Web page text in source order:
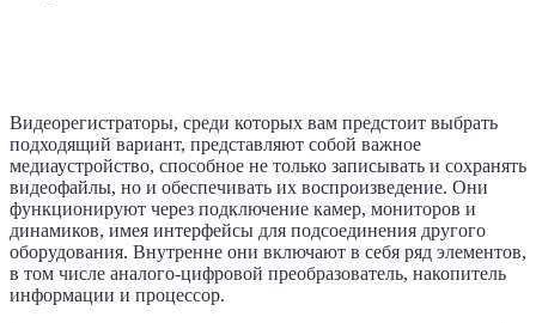
Видеорегистраторы, среди которых вам предстоит выбрать
подходящий вариант, представляют собой важное
медиаустройство, способное не только записывать и сохранять
видеофайлы, но и обеспечивать их воспроизведение. Они
функционируют через подключение камер, мониторов и
динамиков, имея интерфейсы для подсоединения другого
оборудования. Внутренне они включают в себя ряд элементов,
в том числе аналого-цифровой преобразователь, накопитель
информации и процессор.